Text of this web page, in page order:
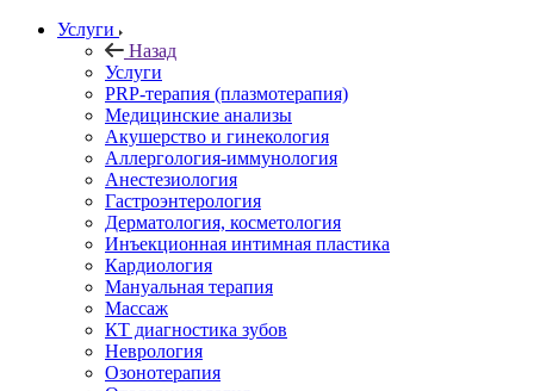
Услуги
Назад
Услуги
PRP-терапия (плазмотерапия)
Медицинские анализы
Акушерство и гинекология
Аллергология-иммунология
Анестезиология
Гастроэнтерология
Дерматология, косметология
Инъекционная интимная пластика
Кардиология
Мануальная терапия
Массаж
КТ диагностика зубов
Неврология
Озонотерапия